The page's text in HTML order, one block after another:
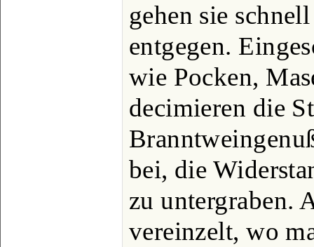
gehen sie
entgegen.
wie Pocken,
decimieren die
bei, die
zu untergraben.
vereinzelt, wo